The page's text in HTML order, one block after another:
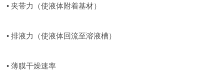
• 夹带力（使液体附着基材）
• 排液力（使液体回流至溶液槽）
• 薄膜干燥速率